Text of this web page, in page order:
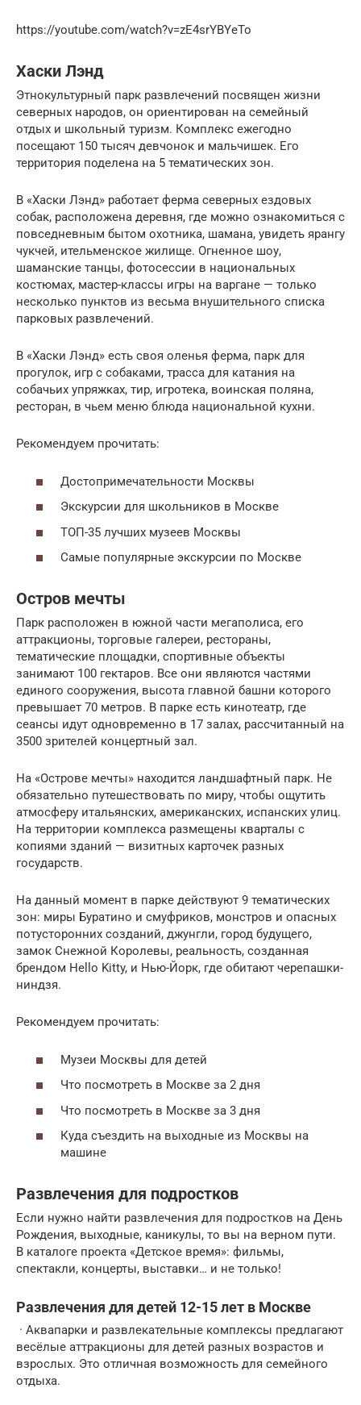
https://youtube.com/watch?v=zE4srYBYeTo
Хаски Лэнд
Этнокультурный парк развлечений посвящен жизни
северных народов, он ориентирован на семейный
отдых и школьный туризм. Комплекс ежегодно
посещают 150 тысяч девчонок и мальчишек. Его
территория поделена на 5 тематических зон.
В «Хаски Лэнд» работает ферма северных ездовых
собак, расположена деревня, где можно ознакомиться с
повседневным бытом охотника, шамана, увидеть ярангу
чукчей, ительменское жилище. Огненное шоу,
шаманские танцы, фотосессии в национальных
костюмах, мастер-классы игры на варгане — только
несколько пунктов из весьма внушительного списка
парковых развлечений.
В «Хаски Лэнд» есть своя оленья ферма, парк для
прогулок, игр с собаками, трасса для катания на
собачьих упряжках, тир, игротека, воинская поляна,
ресторан, в чьем меню блюда национальной кухни.
Рекомендуем прочитать:
Достопримечательности Москвы
Экскурсии для школьников в Москве
ТОП-35 лучших музеев Москвы
Самые популярные экскурсии по Москве
Остров мечты
Парк расположен в южной части мегаполиса, его
аттракционы, торговые галереи, рестораны,
тематические площадки, спортивные объекты
занимают 100 гектаров. Все они являются частями
единого сооружения, высота главной башни которого
превышает 70 метров. В парке есть кинотеатр, где
сеансы идут одновременно в 17 залах, рассчитанный на
3500 зрителей концертный зал.
На «Острове мечты» находится ландшафтный парк. Не
обязательно путешествовать по миру, чтобы ощутить
атмосферу итальянских, американских, испанских улиц.
На территории комплекса размещены кварталы с
копиями зданий — визитных карточек разных
государств.
На данный момент в парке действуют 9 тематических
зон: миры Буратино и смуфриков, монстров и опасных
потусторонних созданий, джунгли, город будущего,
замок Снежной Королевы, реальность, созданная
брендом Hello Kitty, и Нью-Йорк, где обитают черепашки-
ниндзя.
Рекомендуем прочитать:
Музеи Москвы для детей
Что посмотреть в Москве за 2 дня
Что посмотреть в Москве за 3 дня
Куда съездить на выходные из Москвы на
машине
Развлечения для подростков
Если нужно найти развлечения для подростков на День
Рождения, выходные, каникулы, то вы на верном пути.
В каталоге проекта «Детское время»: фильмы,
спектакли, концерты, выставки… и не только!
Развлечения для детей 12-15 лет в Москве
· Аквапарки и развлекательные комплексы предлагают
весёлые аттракционы для детей разных возрастов и
взрослых. Это отличная возможность для семейного
отдыха.